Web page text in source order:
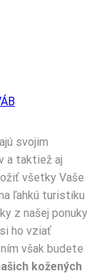
svojim
a taktiež aj
všetky Vaše
ľahkú turistiku
z našej ponuky
ho vziať
však budete
kožených